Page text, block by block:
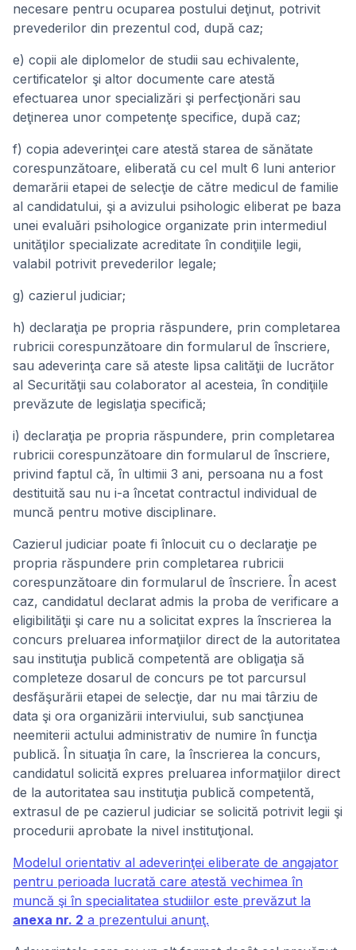
necesare pentru ocuparea postului deţinut, potrivit
prevederilor din prezentul cod, după caz;
e) copii ale diplomelor de studii sau echivalente,
certificatelor şi altor documente care atestă
efectuarea unor specializări şi perfecţionări sau
deţinerea unor competenţe specifice, după caz;
f) copia adeverinţei care atestă starea de sănătate
corespunzătoare, eliberată cu cel mult 6 luni anterior
demarării etapei de selecţie de către medicul de familie
al candidatului, şi a avizului psihologic eliberat pe baza
unei evaluări psihologice organizate prin intermediul
unităţilor specializate acreditate în condiţiile legii,
valabil potrivit prevederilor legale;
g) cazierul judiciar;
h) declaraţia pe propria răspundere, prin completarea
rubricii corespunzătoare din formularul de înscriere,
sau adeverinţa care să ateste lipsa calităţii de lucrător
al Securităţii sau colaborator al acesteia, în condiţiile
prevăzute de legislaţia specifică;
i) declaraţia pe propria răspundere, prin completarea
rubricii corespunzătoare din formularul de înscriere,
privind faptul că, în ultimii 3 ani, persoana nu a fost
destituită sau nu i-a încetat contractul individual de
muncă pentru motive disciplinare.
Cazierul judiciar poate fi înlocuit cu o declaraţie pe
propria răspundere prin completarea rubricii
corespunzătoare din formularul de înscriere. În acest
caz, candidatul declarat admis la proba de verificare a
eligibilităţii şi care nu a solicitat expres la înscrierea la
concurs preluarea informaţiilor direct de la autoritatea
sau instituţia publică competentă are obligaţia să
completeze dosarul de concurs pe tot parcursul
desfăşurării etapei de selecţie, dar nu mai târziu de
data şi ora organizării interviului, sub sancţiunea
neemiterii actului administrativ de numire în funcţia
publică. În situaţia în care, la înscrierea la concurs,
candidatul solicită expres preluarea informaţiilor direct
de la autoritatea sau instituţia publică competentă,
extrasul de pe cazierul judiciar se solicită potrivit legii şi
procedurii aprobate la nivel instituţional.
Modelul orientativ al adeverinţei eliberate de angajator
pentru perioada lucrată care atestă vechimea în
muncă şi în specialitatea studiilor este prevăzut la
anexa nr. 2 a prezentului anunţ.